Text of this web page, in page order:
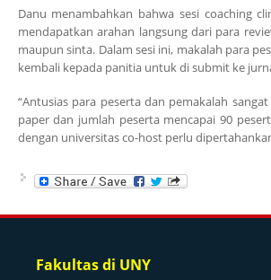
Danu menambahkan bahwa sesi coaching
mendapatkan arahan langsung dari para
maupun sinta. Dalam sesi ini, makalah para
kembali kepada panitia untuk di submit ke
“Antusias para peserta dan pemakalah
paper dan jumlah peserta mencapai 90
dengan universitas co-host perlu
Fakultas di UNY